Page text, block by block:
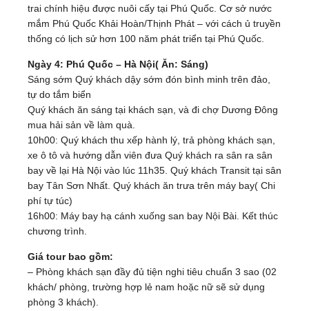
trai chính hiệu được nuôi cấy tại Phú Quốc. Cơ sở nước
mắm Phú Quốc Khải Hoàn/Thịnh Phát – với cách ủ truyền
thống có lịch sử hơn 100 năm phát triển tại Phú Quốc.
Ngày 4: Phú Quốc – Hà Nội( Ăn: Sáng)
Sáng sớm Quý khách dậy sớm đón bình minh trên đảo,
tự do tắm biển
Quý khách ăn sáng tại khách sạn, và đi chợ Dương Đông
mua hải sản về làm quà.
10h00: Quý khách thu xếp hành lý, trả phòng khách sạn,
xe ô tô và hướng dẫn viên đưa Quý khách ra sân ra sân
bay về lại Hà Nội vào lúc 11h35. Quý khách Transit tại sân
bay Tân Sơn Nhất. Quý khách ăn trưa trên máy bay( Chi
phí tự túc)
16h00: Máy bay hạ cánh xuống san bay Nội Bài. Kết thúc
chương trình.
Giá tour bao gồm:
– Phòng khách sạn đầy đủ tiện nghi tiêu chuẩn 3 sao (02
khách/ phòng, trường hợp lẻ nam hoặc nữ sẽ sử dụng
phòng 3 khách).